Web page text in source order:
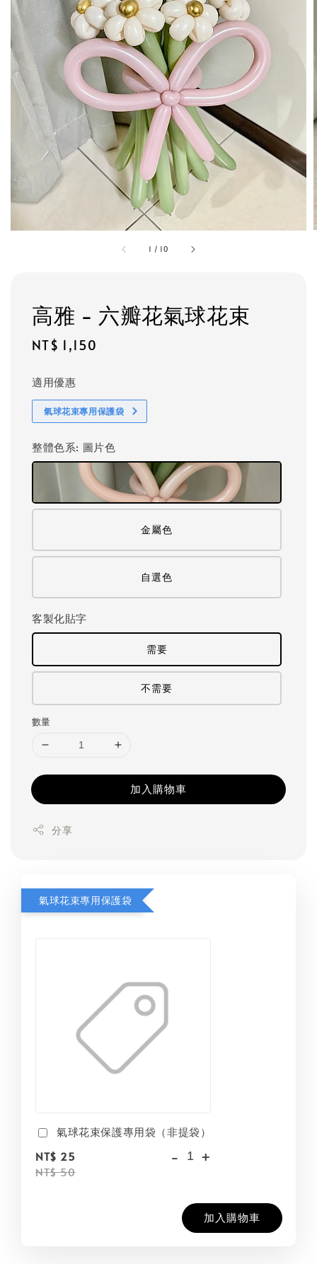
1 / 10
高雅 - 六瓣花氣球花束
Regular
NT$ 1,150
適用優惠
氣球花束專用保護袋
整體色系: 圖片色
金屬色
自選色
客製化貼字
需要
不需要
數量
加入購物車
分享
氣球花束專用保護袋
氣球花束保護專用袋（非提袋）
NT$ 25
NT$ 50
- +
加入購物車